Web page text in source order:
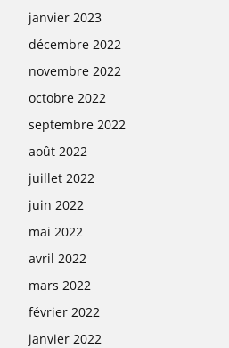
janvier 2023
décembre 2022
novembre 2022
octobre 2022
septembre 2022
août 2022
juillet 2022
juin 2022
mai 2022
avril 2022
mars 2022
février 2022
janvier 2022